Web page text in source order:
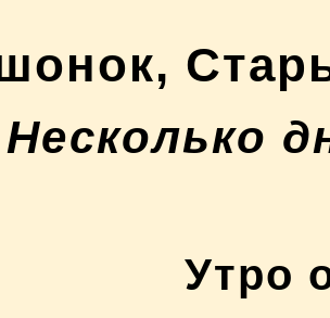
Несколько
Утро